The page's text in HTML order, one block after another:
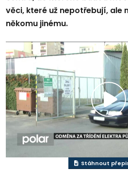
věci, které už nepotřebují, ale
někomu jinému.
Stáhnout